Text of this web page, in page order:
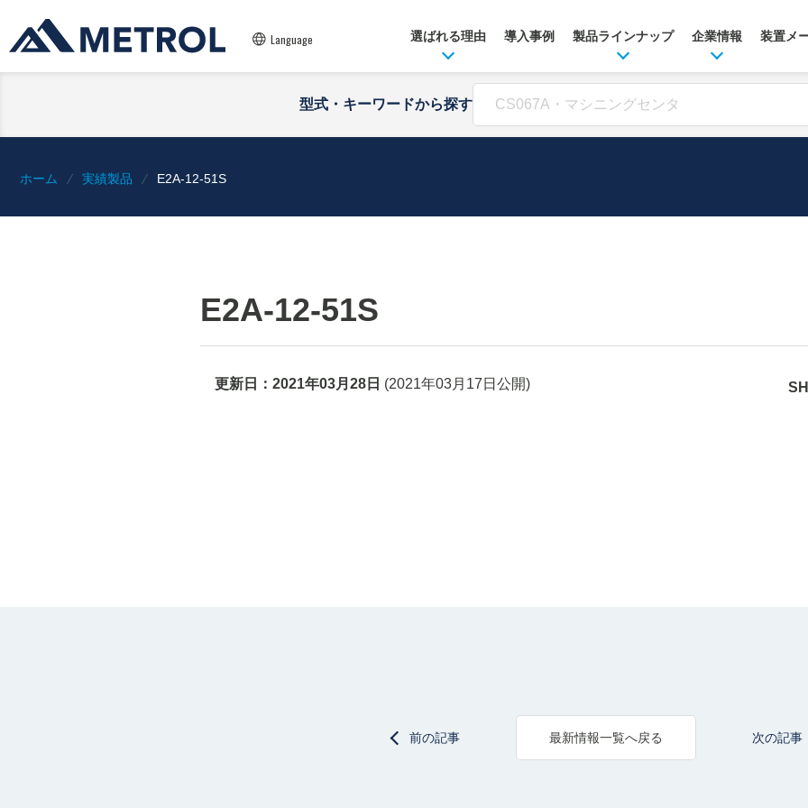
Language 選ばれる理由 導入事例 製品ラインナップ 企業情報 装置メ
型式・キーワードから探す
ホーム 実績製品 E2A-12-51S
E2A-12-51S
更新日： 2021年03月28日 (2021年03月17日 公開)
前の記事 最新情報一覧へ戻る 次の記事